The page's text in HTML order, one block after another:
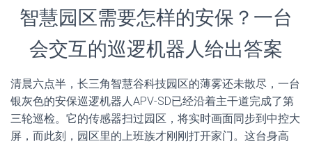
智慧园区需要怎样的安保？一台
会交互的巡逻机器人给出答案
清晨六点半，长三角智慧谷科技园区的薄雾还未散尽，一台
银灰色的安保巡逻机器人APV-SD已经沿着主干道完成了第
三轮巡检。它的传感器扫过园区，将实时画面同步到中控大
屏，而此刻，园区里的上班族才刚刚打开家门。这台身高